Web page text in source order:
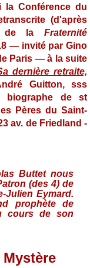
la Conférence du
(d'après
de laFraternité
— invité par Gino
Paris — à la suite
dernière retraite,
Guitton, sss
biographe de st
Pères du Saint-
av. de Friedland -
Buttet nous
(des 4) de
Julien Eymard.
prophète de
cours de son